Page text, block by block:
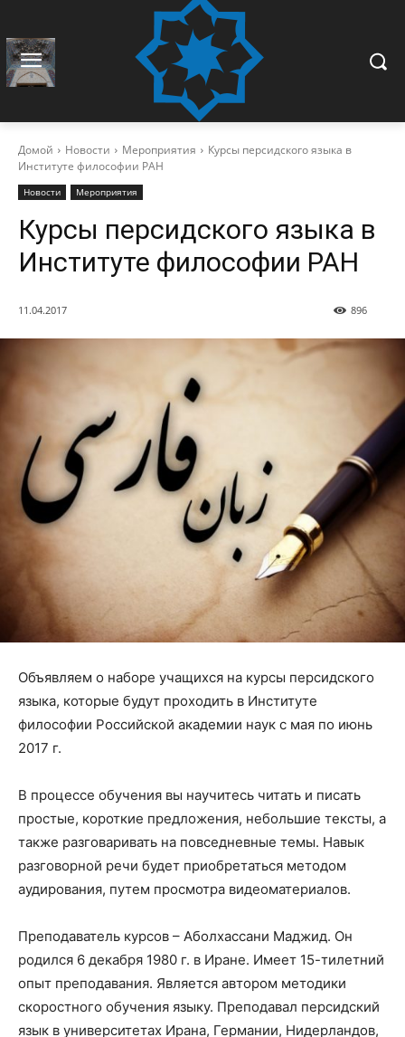
Домой Новости Мероприятия
Курсы персидского языка в
Институте философии РАН
Новости Мероприятия
Курсы персидского языка в
Институте философии РАН
11.04.2017 896
Объявляем о наборе учащихся на курсы персидского
языка, которые будут проходить в Институте
философии Российской академии наук с мая по июнь
2017 г.
В процессе обучения вы научитесь читать и писать
простые, короткие предложения, небольшие тексты, а
также разговаривать на повседневные темы. Навык
разговорной речи будет приобретаться методом
аудирования, путем просмотра видеоматериалов.
Преподаватель курсов – Аболхассани Маджид. Он
родился 6 декабря 1980 г. в Иране. Имеет 15-тилетний
опыт преподавания. Является автором методики
скоростного обучения языку. Преподавал персидский
язык в университетах Ирана, Германии, Нидерландов,